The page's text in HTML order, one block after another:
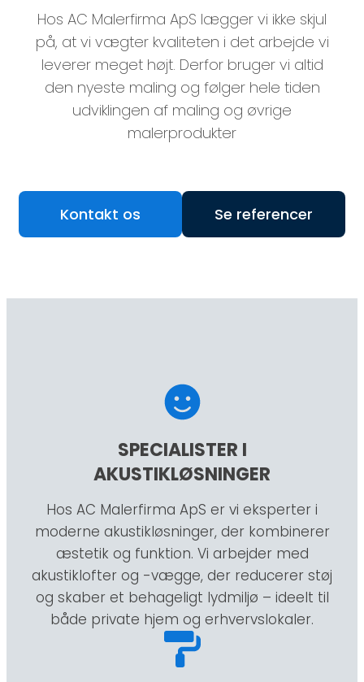
Hos AC Malerfirma ApS lægger vi ikke skjul
på, at vi vægter kvaliteten i det arbejde vi
leverer meget højt. Derfor bruger vi altid
den nyeste maling og følger hele tiden
udviklingen af maling og øvrige
malerprodukter
Kontakt os Se referencer
SPECIALISTER I
AKUSTIKLØSNINGER
Hos AC Malerfirma ApS er vi eksperter i
moderne akustikløsninger, der kombinerer
æstetik og funktion. Vi arbejder med
akustiklofter og -vægge, der reducerer støj
og skaber et behageligt lydmiljø – ideelt til
både private hjem og erhvervslokaler.